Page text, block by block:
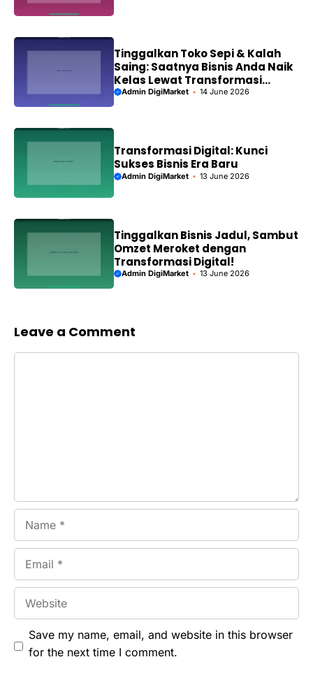
Tinggalkan Toko Sepi & Kalah
Saing: Saatnya Bisnis Anda Naik
Kelas Lewat Transformasi
Digital!
Admin DigiMarket 14 June 2026
Transformasi Digital: Kunci
Sukses Bisnis Era Baru
Admin DigiMarket 13 June 2026
Tinggalkan Bisnis Jadul, Sambut
Omzet Meroket dengan
Transformasi Digital!
Admin DigiMarket 13 June 2026
Leave a Comment
Save my name, email, and website in this browser
for the next time I comment.